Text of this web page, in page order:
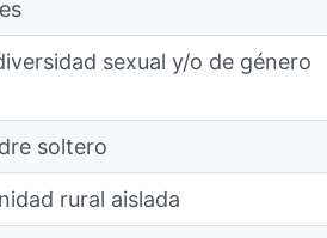
sexual y/o de género
soltero
rural aislada